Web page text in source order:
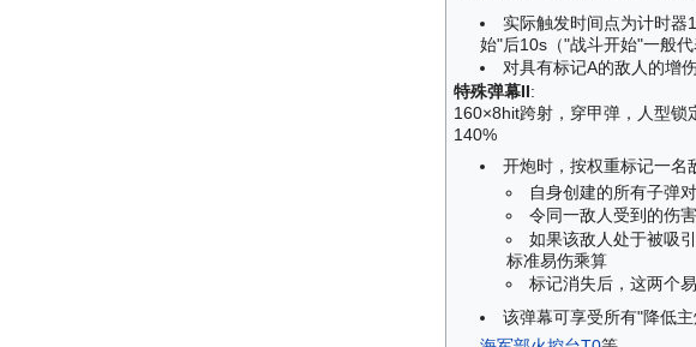
实际触发时间点为计时
始"后10s（"战斗开始"一般
对具有标记A的敌人的增
特殊弹幕II:
160×8hit跨射，穿甲弹，人型
140%
开炮时，按权重标记一名
自身创建的所有子弹
令同一敌人受到的伤
如果该敌人处于被吸
标准易伤乘算
标记消失后，这两个
该弹幕可享受所有"降低